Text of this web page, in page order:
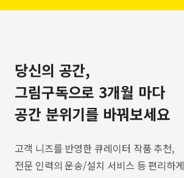
당신의 공간,
그림구독으로 3개월 마다
공간 분위기를 바꿔보세요
고객 니즈를 반영한 큐레이터 작품 추천,
전문 인력의 운송/설치 서비스 등 편리하게